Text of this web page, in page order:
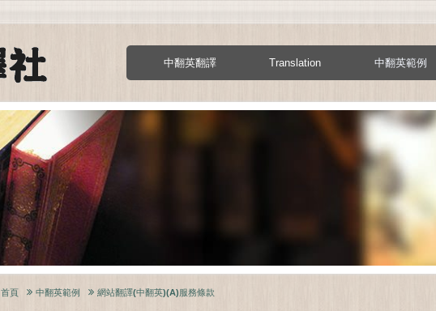
中翻英翻譯 Translation 中翻英範例
首頁 中翻英範例 網站翻譯(中翻英)(A)服務條款